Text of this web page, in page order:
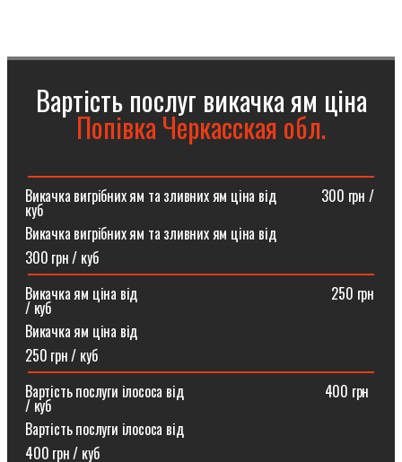
Вартість послуг викачка ям ціна
Попівка Черкасская обл.
Викачка вигрібних ям та зливних ям ціна від ⠀⠀⠀⠀300 грн /
куб
Викачка вигрібних ям та зливних ям ціна від
300 грн / куб
Викачка ям ціна від ⠀⠀⠀⠀⠀⠀⠀⠀⠀⠀⠀⠀⠀⠀⠀⠀⠀⠀250 грн
/ куб
Викачка ям ціна від
250 грн / куб
Вартість послуги ілососа від ⠀⠀⠀⠀⠀⠀⠀⠀⠀⠀⠀⠀⠀400 грн
/ куб
Вартість послуги ілососа від
400 грн / куб